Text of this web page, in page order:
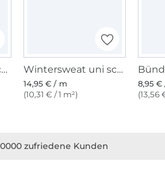
French Terry uni, schwarz Wintersweat uni schwarz
14,95 € / m
(10,31 € / 1 m²)
8,95 €
(13,56